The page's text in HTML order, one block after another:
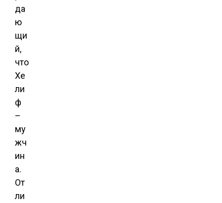
да
ю
щи
й,
что
Хе
ли
ф
–
му
жч
ин
а.
От
ли